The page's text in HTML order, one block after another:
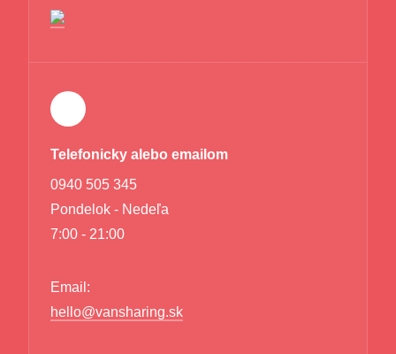
Telefonicky alebo emailom
0940 505 345
Pondelok - Nedeľa
7:00 - 21:00
Email:
hello@vansharing.sk